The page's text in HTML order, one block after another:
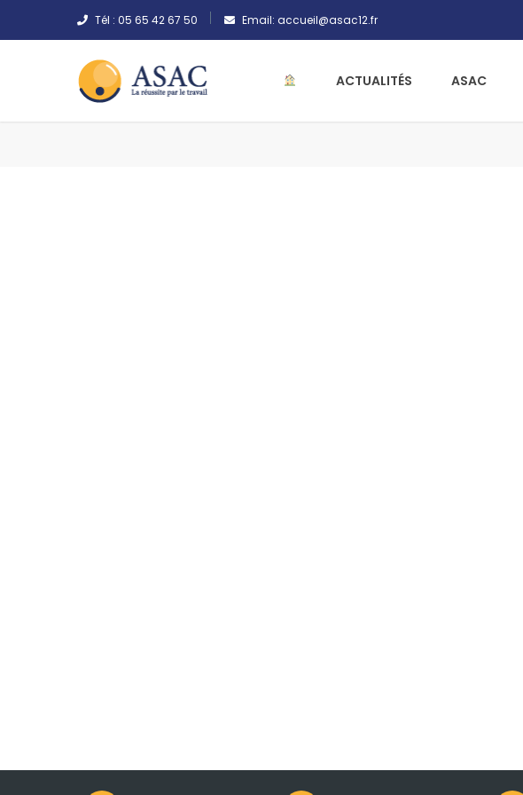
Tél : 05 65 42 67 50 Email: accueil@asac12.fr
ACTUALITÉS ASAC